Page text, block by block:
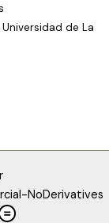
de La
NoDerivatives